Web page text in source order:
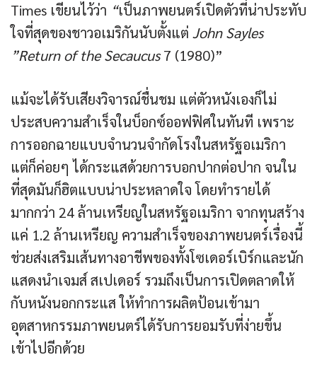
Times เขียนไว้ว่า “เป็นภาพยนตร์เปิดตัวที่น่าประทับ
ใจที่สุดของชาวอเมริกันนับตั้งแต่ John Sayles
”Return of the Secaucus7 (1980)”
แม้จะได้รับเสียงวิจารณ์ชื่นชม แต่ตัวหนังเองก็ไม่
ประสบความสำเร็จในบ็อกซ์ออฟฟิศในทันที เพราะ
การออกฉายแบบจำนวนจำกัดโรงในสหรัฐอเมริกา
แต่ก็ค่อยๆ ได้กระแสด้วยการบอกปากต่อปาก จนใน
ที่สุดมันก็ฮิตแบบน่าประหลาดใจ โดยทำรายได้
มากกว่า 24 ล้านเหรียญในสหรัฐอเมริกา จากทุนสร้าง
แค่ 1.2 ล้านเหรียญ ความสำเร็จของภาพยนตร์เรื่องนี้
ช่วยส่งเสริมเส้นทางอาชีพของทั้งโซเดอร์เบิร์กและนัก
แสดงนำเจมส์ สเปเดอร์ รวมถึงเป็นการเปิดตลาดให้
กับหนังนอกกระแส ให้ทำการผลิตป้อนเข้ามา
อุตสาหกรรมภาพยนตร์ได้รับการยอมรับที่ง่ายขึ้น
เข้าไปอีกด้วย